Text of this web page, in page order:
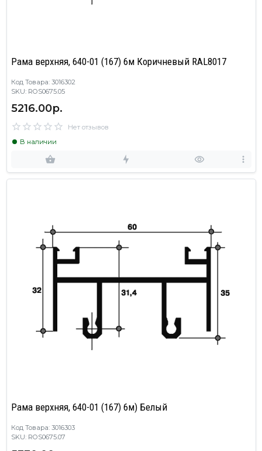
Рама верхняя, 640-01 (167) 6м Коричневый RAL8017
Код Товара: 3016302
SKU: ROS0675.05
5216.00р.
Нет отзывов
В наличии
Рама верхняя, 640-01 (167) 6м) Белый
Код Товара: 3016303
SKU: ROS0675.07